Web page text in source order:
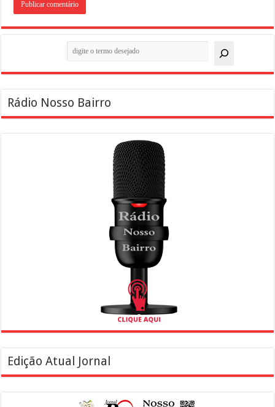
Rádio Nosso Bairro
Edição Atual Jornal